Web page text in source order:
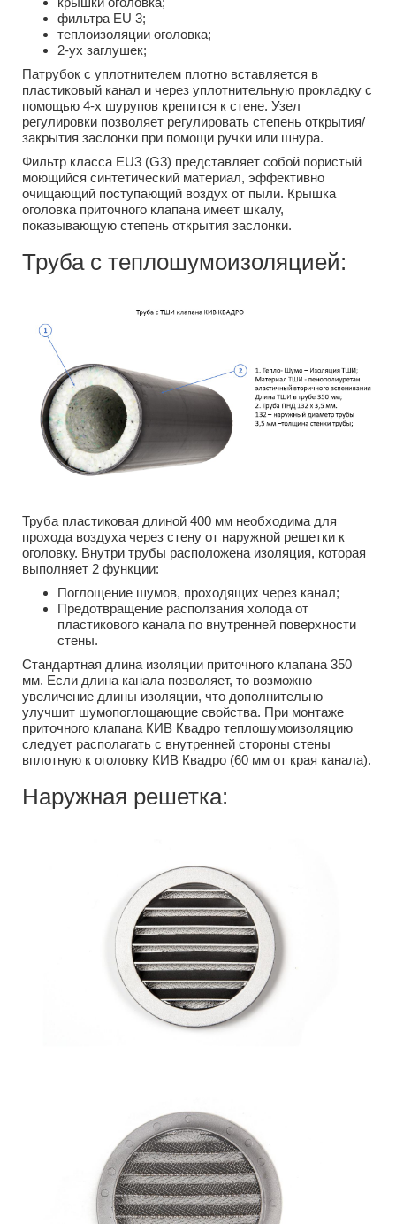
фильтра EU 3;
теплоизоляции оголовка;
2-ух заглушек;
Патрубок с уплотнителем плотно вставляется в
пластиковый канал и через уплотнительную прокладку с
помощью 4-х шурупов крепится к стене. Узел
регулировки позволяет регулировать степень открытия/
закрытия заслонки при помощи ручки или шнура.
Фильтр класса EU3 (G3) представляет собой пористый
моющийся синтетический материал, эффективно
очищающий поступающий воздух от пыли. Крышка
оголовка приточного клапана имеет шкалу,
показывающую степень открытия заслонки.
Труба с теплошумоизоляцией:
Труба пластиковая длиной 400 мм необходима для
прохода воздуха через стену от наружной решетки к
оголовку. Внутри трубы расположена изоляция, которая
выполняет 2 функции:
Поглощение шумов, проходящих через канал;
Предотвращение расползания холода от
пластикового канала по внутренней поверхности
стены.
Стандартная длина изоляции приточного клапана 350
мм. Если длина канала позволяет, то возможно
увеличение длины изоляции, что дополнительно
улучшит шумопоглощающие свойства. При монтаже
приточного клапана КИВ Квадро теплошумоизоляцию
следует располагать с внутренней стороны стены
вплотную к оголовку КИВ Квадро (60 мм от края канала).
Наружная решетка: